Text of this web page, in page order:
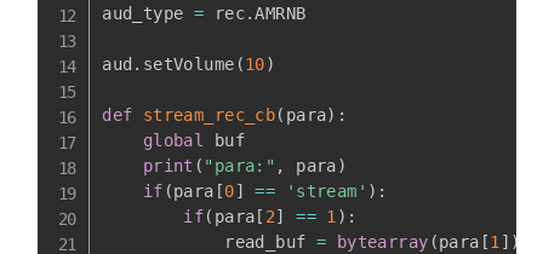
aud_type = rec.AMRNB
aud . setVolume (10)
def stream_rec_cb( para) :
global
buf
print ( "para:" , para)
if (para [0] == 'stream' ) :
if( para [ 2] == 1 ) :
            read_buf
= bytearray (para [1 ] )